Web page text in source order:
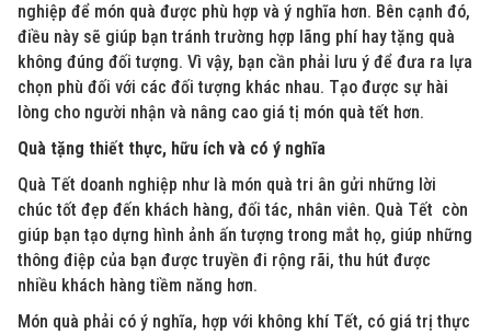
nghiệp để món quà được phù hợp và ý nghĩa hơn. Bên cạnh đó,
điều này sẽ giúp bạn tránh trường hợp lãng phí hay tặng quà
không đúng đối tượng. Vì vậy, bạn cần phải lưu ý để đưa ra lựa
chọn phù đối với các đối tượng khác nhau. Tạo được sự hài
lòng cho người nhận và nâng cao giá tị món quà tết hơn.
Quà tặng thiết thực, hữu ích và có ý nghĩa
Quà Tết doanh nghiệp như là món quà tri ân gửi những lời
chúc tốt đẹp đến khách hàng, đối tác, nhân viên. Quà Tết còn
giúp bạn tạo dựng hình ảnh ấn tượng trong mắt họ, giúp những
thông điệp của bạn được truyền đi rộng rãi, thu hút được
nhiều khách hàng tiềm năng hơn.
Món quà phải có ý nghĩa, hợp với không khí Tết, có giá trị thực